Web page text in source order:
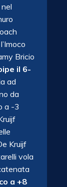
Bricio
il 6-
ad
da
a -3
Kruijf
vola
a +8